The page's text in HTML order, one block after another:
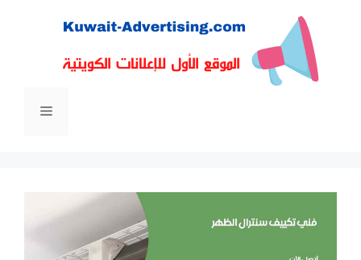
المحتوى
القائمة